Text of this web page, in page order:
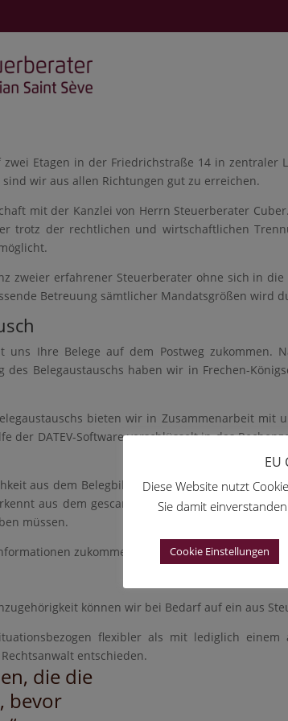
Etagen in der Friedrichstraße 14 in
wir aus allen Richtungen gut zu erreichen.
mit der Kanzlei von Herrn Steuerberater
trotz der rechtlichen und wirtschaftlichen
zweier erfahrener Steuerberater ohne sich in
Betreuung sämtlicher Mandatsgrößen wird
uns Ihre Belege auf dem Postweg
des Belegaustauschs haben wir in Frechen-
bieten wir in Zusammenarbeit
der DATEV-Software verschlüsselt in das
aus dem Belegbild der gescannten Belege
aus dem gescannten Beleg die hierzu
müssen.
zukommen.
können wir bei Bedarf auf ein aus
flexibler als mit lediglich
entschieden.
die die
bevor
EU
Diese Website nutzt
Sie damit
Cookie Einstellungen